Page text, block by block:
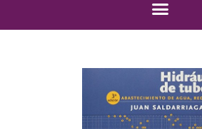
ABASTECIMIENTO